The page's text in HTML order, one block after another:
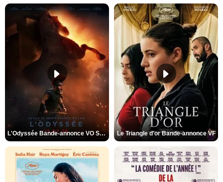
L'Odyssée Bande-annonce VO STFR Le Triangle d'or Bande-annonce VF